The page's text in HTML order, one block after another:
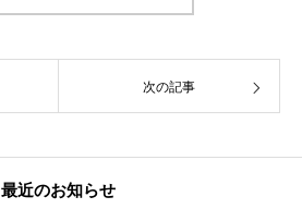
次の記事
最近のお知らせ